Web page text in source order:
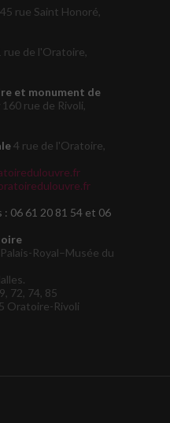
rue Saint Honoré,
rue de l'Oratoire,
et monument de
160 rue de Rivoli,
4 rue de l'Oratoire,
06 61 20 81 54 et 06
Royal–Musée du
72, 74, 85
Oratoire-Rivoli